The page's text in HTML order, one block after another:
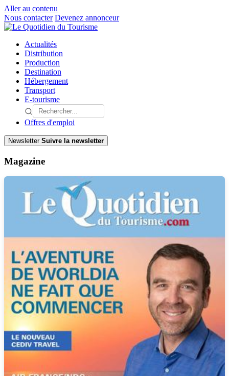
Aller au contenu
Nous contacter Devenez annonceur
Actualités
Distribution
Production
Destination
Hébergement
Transport
E-tourisme
Offres d'emploi
Newsletter Suivre la newsletter
Magazine